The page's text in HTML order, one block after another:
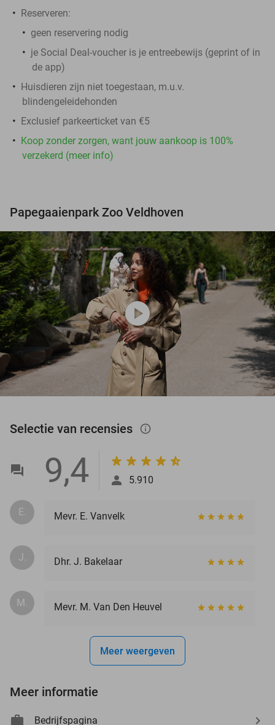
Reserveren:
geen reservering nodig
je Social Deal-voucher is je entreebewijs (geprint of in
de app)
Huisdieren zijn niet toegestaan, m.u.v.
blindengeleidehonden
Exclusief parkeerticket van €5
Koop zonder zorgen, want jouw aankoop is 100%
verzekerd (meer info)
Papegaaienpark Zoo Veldhoven
play_circle
Selectie van recensies info_outlined
9,4 5.910
E. Mevr. E. Vanvelk
J. Dhr. J. Bakelaar
M. Mevr. M. Van Den Heuvel
Meer weergeven
Meer informatie
Bedrijfspagina